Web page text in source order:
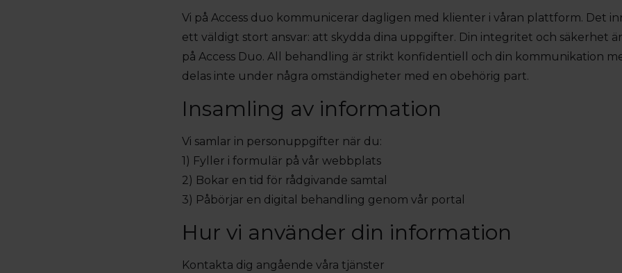
Vi på Access duo kommunicerar dagligen med klienter i våran plattform. Det
ett väldigt stort ansvar: att skydda dina uppgifter. Din integritet och säkerhet
på Access Duo. All behandling är strikt konfidentiell och din kommunikation
delas inte under några omständigheter med en obehörig part.
Insamling av information
Vi samlar in personuppgifter när du:
1) Fyller i formulär på vår webbplats
2) Bokar en tid för rådgivande samtal
3) Påbörjar en digital behandling genom vår portal
Hur vi använder din information
Kontakta dig angående våra tjänster